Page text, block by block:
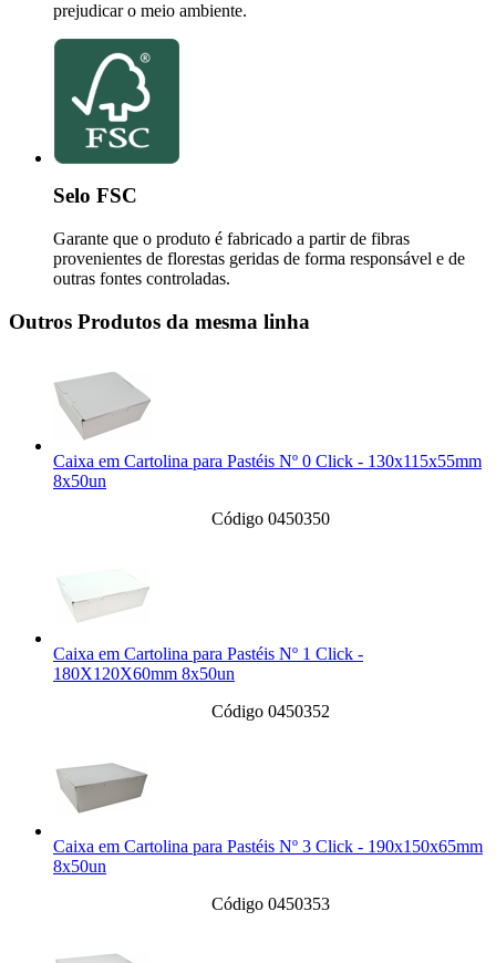
prejudicar o meio ambiente.
Selo FSC
Garante que o produto é fabricado a partir de fibras
provenientes de florestas geridas de forma responsável e de
outras fontes controladas.
Outros Produtos da mesma linha
Caixa em Cartolina para Pastéis Nº 0 Click - 130x115x55mm
8x50un
Código 0450350
Caixa em Cartolina para Pastéis Nº 1 Click -
180X120X60mm 8x50un
Código 0450352
Caixa em Cartolina para Pastéis Nº 3 Click - 190x150x65mm
8x50un
Código 0450353